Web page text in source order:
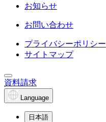
お知らせ
お問い合わせ
プライバシーポリシー
サイトマップ
資料請求
Language
日本語